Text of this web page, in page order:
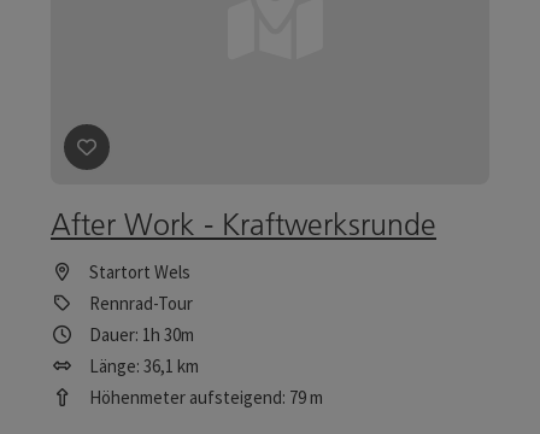
Beitrag merken
After Work - Kraftwerksrunde
Startort Wels
Rennrad-Tour
Dauer: 1h 30m
Länge: 36,1 km
Höhenmeter aufsteigend: 79 m